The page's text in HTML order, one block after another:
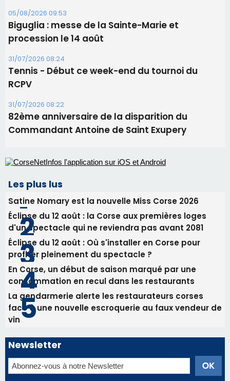
05/08/2026 09:53
Biguglia : messe de la Sainte-Marie et
procession le 14 août
31/07/2026 08:24
Tennis - Début ce week-end du tournoi du
RCPV
31/07/2026 08:22
82ème anniversaire de la disparition du
Commandant Antoine de Saint Exupery
Les plus lus
Satine Nomary est la nouvelle Miss Corse 2026
Éclipse du 12 août : la Corse aux premières loges
d'un spectacle qui ne reviendra pas avant 2081
Éclipse du 12 août : Où s'installer en Corse pour
profiter pleinement du spectacle ?
En Corse, un début de saison marqué par une
consommation en recul dans les restaurants
La gendarmerie alerte les restaurateurs corses
face à une nouvelle escroquerie au faux vendeur de
vin
Newsletter